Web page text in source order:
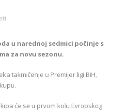
u narednoj sedmici počinje s
za novu sezonu.
takmičenje u Premijer ligi BiH,
će se u prvom kolu Evropskog